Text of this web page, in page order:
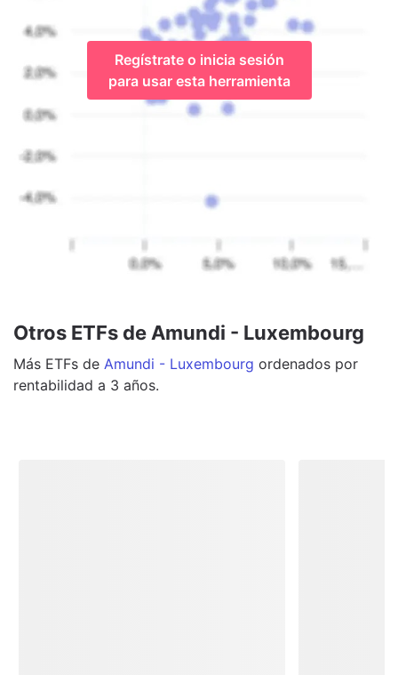
Regístrate o inicia sesión
para usar esta herramienta
Otros ETFs de Amundi - Luxembourg
Más ETFs de Amundi - Luxembourg ordenados por
rentabilidad a 3 años.